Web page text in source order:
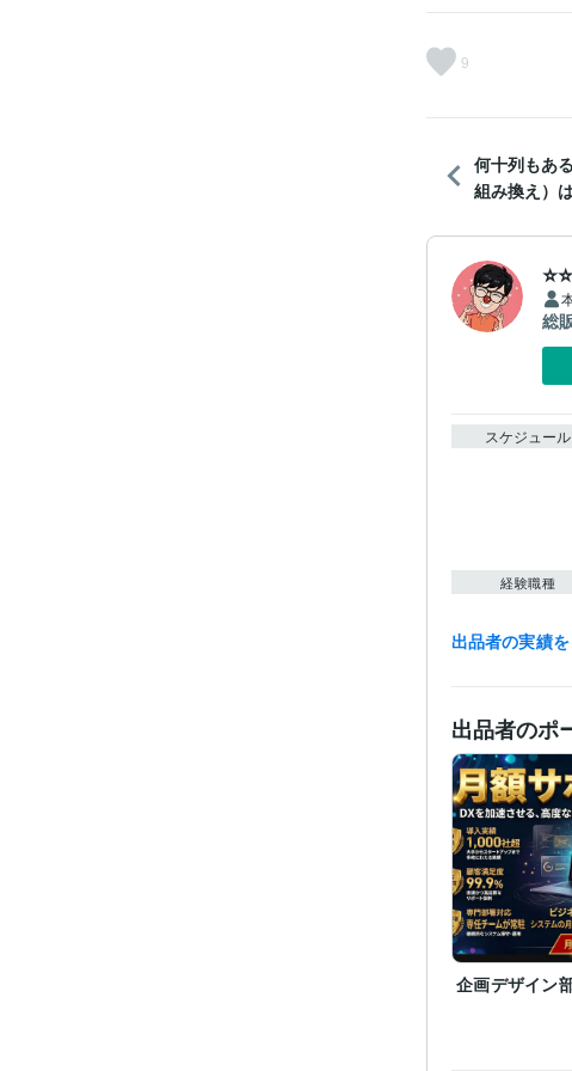
9
何十列もあ
組み換え）
総
スケジュール
経験職種
職歴
受賞歴
資格・検定
プログラミング
語・フレームワ
ビジネス・クリ
ティブツール
出品者の実績
出品者のポ
企画デザイン